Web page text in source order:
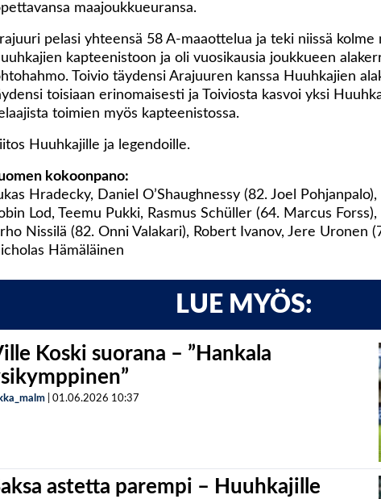
maajoukkueuransa.
pelasi yhteensä 58 A-maaottelua ja teki niissä kolme
kapteenistoon ja oli vuosikausia joukkueen
Toivio täydensi Arajuuren kanssa Huuhkajien
toisiaan erinomaisesti ja Toiviosta kasvoi yksi
toimien myös kapteenistossa.
Huuhkajille ja legendoille.
kokoonpano:
Hradecky, Daniel O’Shaughnessy (82. Joel
Lod, Teemu Pukki, Rasmus Schüller (64. Marcus Forss),
Nissilä (82. Onni Valakari), Robert Ivanov, Jere Uronen
Hämäläinen
LUE MYÖS:
Koski suorana – ”Hankala
01.06.2026 10:37
astetta parempi – Huuhkajille